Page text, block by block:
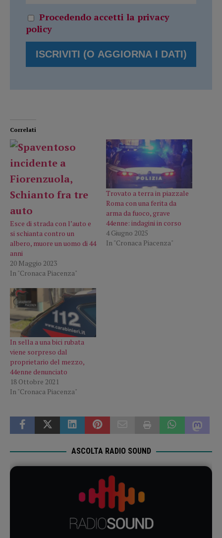
Procedendo accetti la privacy
policy
Correlati
Esce di strada con l’auto e
si schianta contro un
albero, muore un uomo di 44
anni
20 Maggio 2023
In "Cronaca Piacenza"
Trovato a terra in piazzale
Roma con una ferita da
arma da fuoco, grave
44enne: indagini in corso
4 Giugno 2025
In "Cronaca Piacenza"
In sella a una bici rubata
viene sorpreso dal
proprietario del mezzo,
44enne denunciato
18 Ottobre 2021
In "Cronaca Piacenza"
ASCOLTA RADIO SOUND